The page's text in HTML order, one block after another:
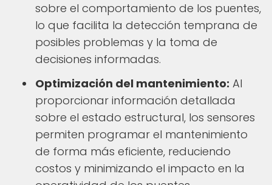
sobre el comportamiento de los puentes,
lo que facilita la detección temprana de
posibles problemas y la toma de
decisiones informadas.
Optimización del mantenimiento: Al
proporcionar información detallada
sobre el estado estructural, los sensores
permiten programar el mantenimiento
de forma más eficiente, reduciendo
costos y minimizando el impacto en la